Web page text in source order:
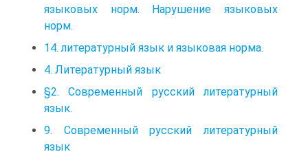
языковых норм. Нарушение языковых
норм.
14. литературный язык и языковая норма.
4. Литературный язык
§2. Современный русский литературный
язык.
9. Современный русский литературный
язык